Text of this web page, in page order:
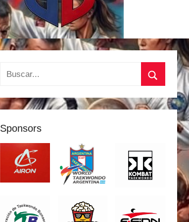
Buscar:
Buscar
Sponsors